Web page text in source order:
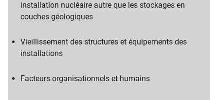
installation nucléaire autre que les stockages en
couches géologiques
Vieillissement des structures et équipements des
installations
Facteurs organisationnels et humains